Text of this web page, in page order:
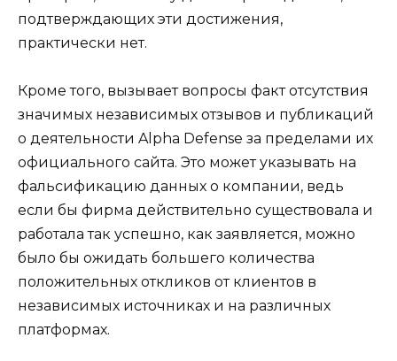
подтверждающих эти достижения,
практически нет.
Кроме того, вызывает вопросы факт отсутствия
значимых независимых отзывов и публикаций
о деятельности Alpha Defense за пределами их
официального сайта. Это может указывать на
фальсификацию данных о компании, ведь
если бы фирма действительно существовала и
работала так успешно, как заявляется, можно
было бы ожидать большего количества
положительных откликов от клиентов в
независимых источниках и на различных
платформах.